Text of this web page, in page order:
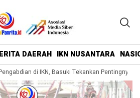
DAERAH IKN NUSANTARA
di IKN, Basuki Tekankan Pentingnya